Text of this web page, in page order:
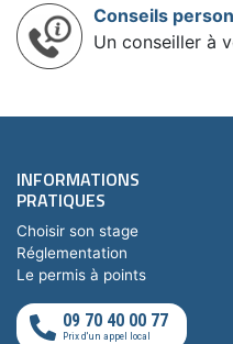
Conseils
Un conseiller à
INFORMATIONS
PRATIQUES
Choisir son stage
Réglementation
Le permis à points
09 70 40 00 77
Prix d'un appel local